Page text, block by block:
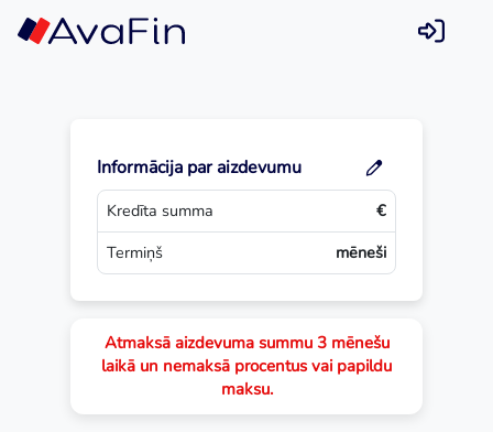
content
Informācija par aizdevumu
Kredīta summa
€
Termiņš
mēneši
Atmaksā aizdevuma summu 3 mēnešu
laikā un nemaksā procentus vai papildu
maksu.